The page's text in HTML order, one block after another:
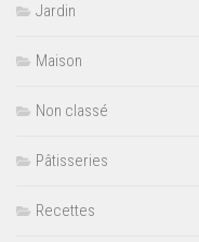
Jardin
Maison
Non classé
Pâtisseries
Recettes